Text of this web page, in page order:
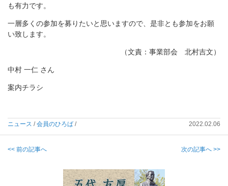
も有力です。
一層多くの参加を募りたいと思いますので、是非とも参加をお願
い致します。
（文責：事業部会 北村吉文）
中村 一仁 さん
案内チラシ
ニュース /会員のひろば / 2022.02.06
<< 前の記事へ 次の記事へ >>